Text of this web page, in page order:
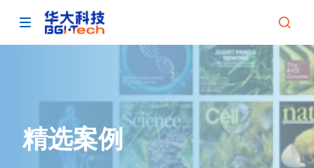
精选案例